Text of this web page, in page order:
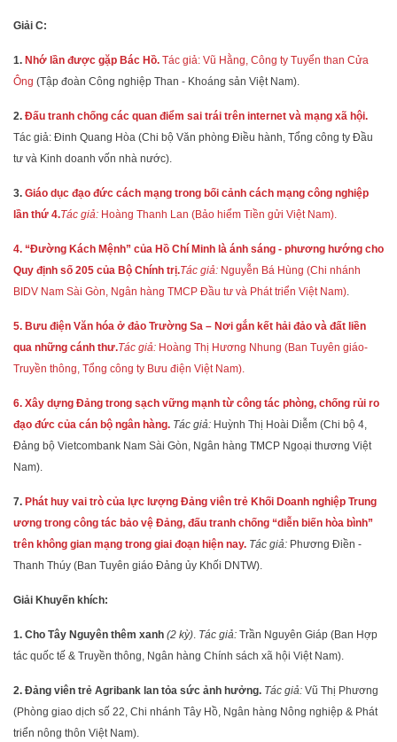
Giải C:
1. Nhớ lần được gặp Bác Hồ. Tác giả: Vũ Hằng, Công ty Tuyển than Cửa
Ông (Tập đoàn Công nghiệp Than - Khoáng sản Việt Nam).
2. Đấu tranh chống các quan điểm sai trái trên internet và mạng xã hội.
Tác giả: Đinh Quang Hòa (Chi bộ Văn phòng Điều hành, Tổng công ty Đầu
tư và Kinh doanh vốn nhà nước).
3. Giáo dục đạo đức cách mạng trong bối cảnh cách mạng công nghiệp
lần thứ 4.Tác giả: Hoàng Thanh Lan (Bảo hiểm Tiền gửi Việt Nam).
4. “Đường Kách Mệnh” của Hồ Chí Minh là ánh sáng - phương hướng cho
Quy định số 205 của Bộ Chính trị.Tác giả: Nguyễn Bá Hùng (Chi nhánh
BIDV Nam Sài Gòn, Ngân hàng TMCP Đầu tư và Phát triển Việt Nam).
5. Bưu điện Văn hóa ở đảo Trường Sa – Nơi gắn kết hải đảo và đất liền
qua những cánh thư.Tác giả: Hoàng Thị Hương Nhung (Ban Tuyên giáo-
Truyền thông, Tổng công ty Bưu điện Việt Nam).
6. Xây dựng Đảng trong sạch vững mạnh từ công tác phòng, chống rủi ro
đạo đức của cán bộ ngân hàng. Tác giả: Huỳnh Thị Hoài Diễm (Chi bộ 4,
Đảng bộ Vietcombank Nam Sài Gòn, Ngân hàng TMCP Ngoại thương Việt
Nam).
7. Phát huy vai trò của lực lượng Đảng viên trẻ Khối Doanh nghiệp Trung
ương trong công tác bảo vệ Đảng, đấu tranh chống “diễn biến hòa bình”
trên không gian mạng trong giai đoạn hiện nay. Tác giả: Phương Điền -
Thanh Thúy (Ban Tuyên giáo Đảng ủy Khối DNTW).
Giải Khuyến khích:
1. Cho Tây Nguyên thêm xanh (2 kỳ). Tác giả: Trần Nguyên Giáp (Ban Hợp
tác quốc tế & Truyền thông, Ngân hàng Chính sách xã hội Việt Nam).
2. Đảng viên trẻ Agribank lan tỏa sức ảnh hưởng. Tác giả: Vũ Thị Phương
(Phòng giao dịch số 22, Chi nhánh Tây Hồ, Ngân hàng Nông nghiệp & Phát
triển nông thôn Việt Nam).